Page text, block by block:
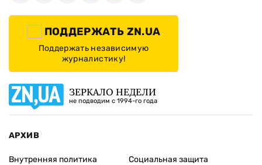
ПОДДЕРЖАТЬ ZN.UA
Поддержать независимую
журналистику!
ЗЕРКАЛО НЕДЕЛИ
не подводим с 1994-го года
АРХИВ
Внутренняя политика
Социальная защита